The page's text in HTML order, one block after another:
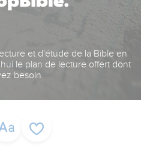
et d'étude de la Bible en
le plan de lecture offert dont
besoin.